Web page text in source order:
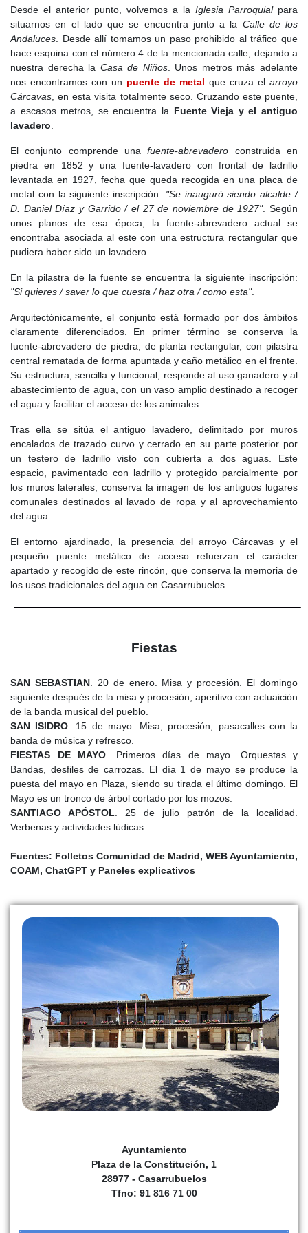
parcelas por parte de vecinos favorecieron cierta mejora
económica entre los agricultores.
A finales del siglo XIX, Marín Pérez describía Casarrubuelos con
93 vecinos y 381 habitantes, además de unas 90 casas de
construcción sencilla y escasas comodidades. La industria era
prácticamente inexistente, reducida a la elaboración de pan, la
conservación de productos naturales y el aceite obtenido en un
molino instalado en 1871. El comercio se limitaba a la venta local
otros productos necesarios para el consumo vecinal.
Las comunicaciones mejoraron en la segunda mitad del siglo. En
1879 entró en funcionamiento la línea de ferrocarril Madrid-
Portugal por Malpartida, cuyo trazado pasaba por el límite
occidental del término, aunque sin estación en Casarrubuelos.
Los vecinos debían desplazarse hasta la estación de Griñón. En
1902 se trazó la carretera de tercer orden desde la estación de
417, que mejoró la comunicación con Cubas, Griñón, Madrid y
Toledo.
Durante el siglo XIX también se construyó un nuevo cementerio
en el camino de Moratalaz, fuera del casco urbano, sustituyendo
al antiguo cementerio parroquial situado junto a la iglesia. En
1883 se reformó la Casa del Ayuntamiento, lo que obligó a
construir un nuevo matadero municipal. En 1890, gracias al
patronato fundado con los bienes legados por Josefa Tomé y
Orgaz, se levantó un edificio escolar de dos plantas, con vivienda
La estructura urbana del Casarrubuelos decimonónico se
organizaba en torno a la calle Mayor, la plaza y los antiguos
caminos. El núcleo original se situaba alrededor de la iglesia y la
plaza de la Constitución, desde donde el caserío se fue
extendiendo hacia el este. A pesar de la modestia general de las
viviendas, a finales del siglo XIX y comienzos del XX se
propietarios agrícolas.
En elSiglo XX, Casarrubuelos comenzó la centuria con unos 501
habitantes. En 1917 se construyó una nueva escuela destinada a
y jardín cerrado por verja de hierro y machones de ladrillo.
Consistorial tuvo que ser reedificada por el Programa de
Regiones Devastadas, y también sufrió daños importantes la
iglesia parroquial de Santiago Apóstol, cuyo archivo, al igual que
el municipal, padeció pérdidas irreparables. El templo parroquial
fue restaurado posteriormente, aunque conserva la planta que ya
tenía antes de 1889: una sola nave, cabecera pentagonal
orientada al este, coro alto a los pies, sacristía y casa rectoral
adosadas, y una espadaña de ladrillo con dos huecos de
campanario.
Durante los años cincuenta, Casarrubuelos seguía siendo un
habitantes y se mantenía una fuerte emigración hacia Madrid. La
agricultura seguía siendo la base económica, con predominio del
mular, además de algunas granjas avícolas y colmenas.
Entre las mejoras de mediados de siglo destacó el
abastecimiento de agua corriente en 1953. También se instaló un
nuevo lavadero junto a la antigua fuente, que más tarde sería
rehabilitado como Casa de Niños. La centralita telefónica, la
estafeta de correos y la pavimentación de calles fueron otras
mejoras importantes de esta etapa.
En 1954, el Ministerio de la Vivienda, a través de la Obra Sindical
del Hogar, promovió un conjunto de viviendas protegidas en torno
a las calles Madrid, Inmaculada y Antonio Gala. Estas viviendas
unifamiliares seguían modelos de tipología rural y fueron
consideradas más tarde como un espacio de interés histórico y
equipamientos, como la clínica municipal y vivienda del médico,
A partir de los años setenta y ochenta, Casarrubuelos
Desde el anterior punto, volvemos a la Iglesia Parroquialpara
situarnos en el lado que se encuentra junto a la Calle de los
Andaluces. Desde allí tomamos un paso prohibido al tráfico que
hace esquina con el número 4 de la mencionada calle, dejando a
nuestra derecha la Casa de Niños. Unos metros más adelante
nos encontramos con un puente de metal que cruza el arroyo
Cárcavas, en esta visita totalmente seco. Cruzando este puente,
a escasos metros, se encuentra la Fuente Vieja y el antiguo
lavadero.
El conjunto comprende unafuente-abrevadero construida en
piedra en 1852 y una fuente-lavadero con frontal de ladrillo
levantada en 1927, fecha que queda recogida en una placa de
metal con la siguiente inscripción: "Se inauguró siendo alcalde /
D. Daniel Díaz y Garrido / el 27 de noviembre de 1927". Según
unos planos de esa época, la fuente-abrevadero actual se
encontraba asociada al este con una estructura rectangular que
pudiera haber sido un lavadero.
En la pilastra de la fuente se encuentra la siguiente inscripción:
"Si quieres / saver lo que cuesta / haz otra / como esta".
Arquitectónicamente, el conjunto está formado por dos ámbitos
claramente diferenciados. En primer término se conserva la
fuente-abrevadero de piedra, de planta rectangular, con pilastra
central rematada de forma apuntada y caño metálico en el frente.
Su estructura, sencilla y funcional, responde al uso ganadero y al
abastecimiento de agua, con un vaso amplio destinado a recoger
el agua y facilitar el acceso de los animales.
Tras ella se sitúa el antiguo lavadero, delimitado por muros
encalados de trazado curvo y cerrado en su parte posterior por
un testero de ladrillo visto con cubierta a dos aguas. Este
espacio, pavimentado con ladrillo y protegido parcialmente por
los muros laterales, conserva la imagen de los antiguos lugares
comunales destinados al lavado de ropa y al aprovechamiento
del agua.
El entorno ajardinado, la presencia del arroyo Cárcavas y el
pequeño puente metálico de acceso refuerzan el carácter
apartado y recogido de este rincón, que conserva la memoria de
los usos tradicionales del agua en Casarrubuelos.
Fiestas
SAN SEBASTIAN. 20 de enero. Misa y procesión. El domingo
siguiente después de la misa y procesión, aperitivo con actuaición
de la banda musical del pueblo.
SAN ISIDRO . 15 de mayo. Misa, procesión, pasacalles con la
banda de música y refresco.
FIESTAS DE MAYO . Primeros días de mayo. Orquestas y
Bandas, desfiles de carrozas. El día 1 de mayo se produce la
puesta del mayo en Plaza, siendo su tirada el último domingo. El
Mayo es un tronco de árbol cortado por los mozos.
SANTIAGO APÓSTOL . 25 de julio patrón de la localidad.
Verbenas y actividades lúdicas.
Fuentes: Folletos Comunidad de Madrid, WEB Ayuntamiento,
COAM, ChatGPT y Paneles explicativos
Ayuntamiento
Plaza de la Constitución, 1
28977 - Casarrubuelos
Tfno: 91 816 71 00